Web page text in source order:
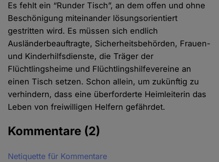
Es fehlt ein “Runder Tisch”, an dem offen und ohne
Beschönigung miteinander lösungsorientiert
gestritten wird. Es müssen sich endlich
Ausländerbeauftragte, Sicherheitsbehörden, Frauen-
und Kinderhilfsdienste, die Träger der
Flüchtlingsheime und Flüchtlingshilfevereine an
einen Tisch setzen. Schon allein, um zukünftig zu
verhindern, dass eine überforderte Heimleiterin das
Leben von freiwilligen Helfern gefährdet.
Kommentare (2)
Netiquette für Kommentare